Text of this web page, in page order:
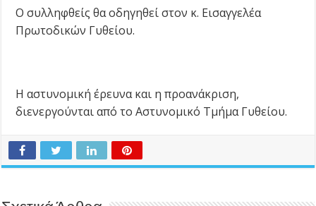
Ο συλληφθείς θα οδηγηθεί στον κ. Εισαγγελέα
Πρωτοδικών Γυθείου.
Η αστυνομική έρευνα και η προανάκριση,
διενεργούνται από το Αστυνομικό Τμήμα Γυθείου.